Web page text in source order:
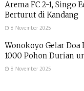
Arema FC 2-1, Singo
Berturut di Kandang
8 November 2025
Wonokoyo Gelar Doa
1000 Pohon Durian
8 November 2025